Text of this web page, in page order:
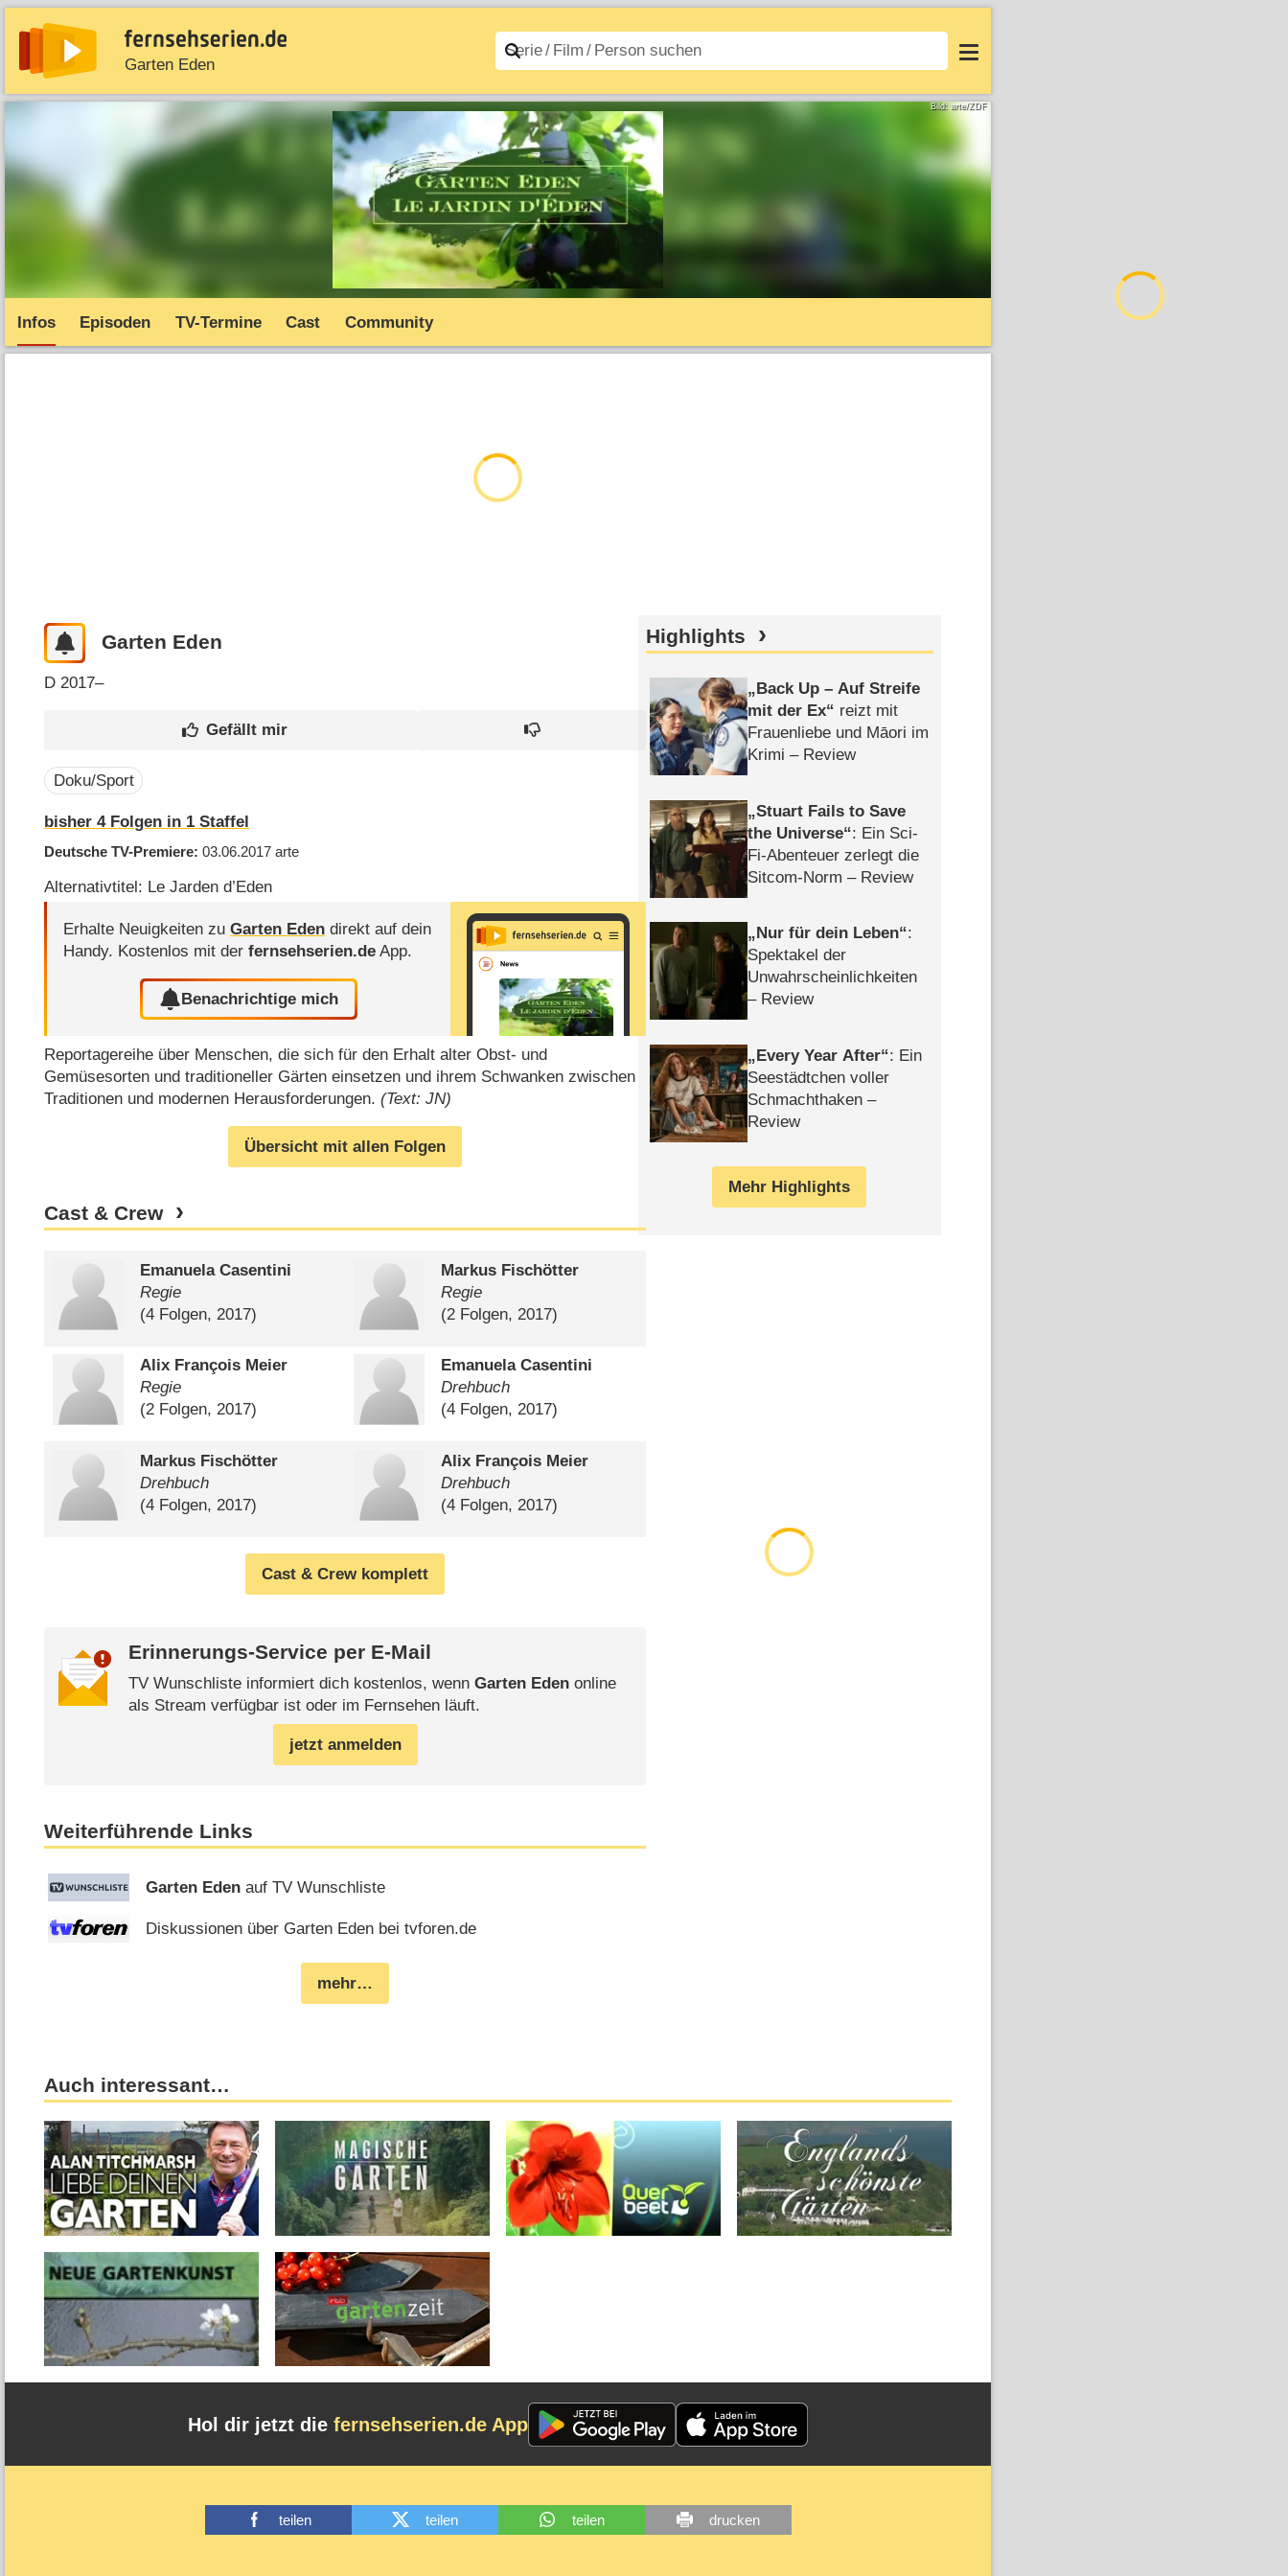
Garten Eden
News Entdecken Streaming Filme A–Z Login
Bild: arte/ZDF
Infos Episoden TV-Termine Cast Community
Garten Eden
D 2017–
Doku/Sport
bisher4Folgen in 1 Staffel
Deutsche TV-Premiere 03.06.2017arte
Alternativtitel: Le Jarden d’Eden
Erhalte Neuigkeiten zuGarten Eden direkt auf dein
Handy. Kostenlos mit derfernsehserien.de App.
Benachrichtige mich
Reportagereihe über Menschen, die sich für den Erhalt alter Obst- und
Gemüsesorten und traditioneller Gärten einsetzen und ihrem Schwanken zwischen
Traditionen und modernen Herausforderungen.(Text: JN)
Übersicht mit allen Folgen
Cast & Crew
Emanuela Casentini
Regie
(4 Folgen, 2017)
Markus Fischötter
Regie
(2 Folgen, 2017)
Alix François Meier
Regie
(2 Folgen, 2017)
Emanuela Casentini
Drehbuch
(4 Folgen, 2017)
Markus Fischötter
Drehbuch
(4 Folgen, 2017)
Alix François Meier
Drehbuch
(4 Folgen, 2017)
Cast & Crew komplett
Erinnerungs-Service per E-Mail
TV Wunschliste informiert dich kostenlos, wenn Garten Edenonline
als Stream verfügbar ist oder im Fernsehen läuft.
jetzt anmelden
Weiterführende Links
Garten Eden auf TV Wunschliste
Diskussionen über Garten Eden bei tvforen.de
mehr…
Highlights
Back Up – Auf Streife
mit der Ex
reizt mit
Frauenliebe und Māori im
Krimi – Review
Stuart Fails to Save
the Universe : Ein Sci-
Fi-Abenteuer zerlegt die
Sitcom-Norm – Review
Nur für dein Leben :
Spektakel der
Unwahrscheinlichkeiten
– Review
Every Year After : Ein
Seestädtchen voller
Schmachthaken –
Review
Mehr Highlights
Auch interessant…
Hol dir jetzt die fernsehserien.de App
teilen teilen teilen drucken